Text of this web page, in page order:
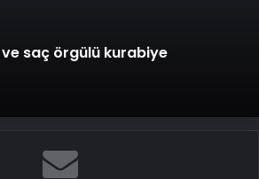
saç örgülü kurabiye